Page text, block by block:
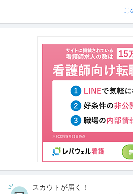
こ
スカウトが届く！